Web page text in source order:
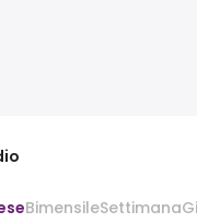
BimensileSettimana